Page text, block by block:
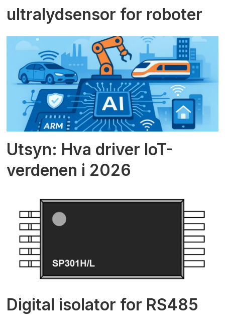
ultralydsensor for roboter
Utsyn: Hva driver IoT-
verdenen i 2026
Digital isolator for RS485